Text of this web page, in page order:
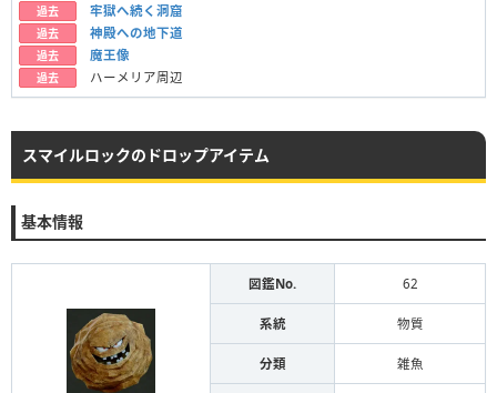
過去 牢獄へ続く洞窟
過去 神殿への地下道
過去 魔王像
過去 ハーメリア周辺
スマイルロックのドロップアイテム
基本情報
図鑑No. 62
系統 物質
分類 雑魚